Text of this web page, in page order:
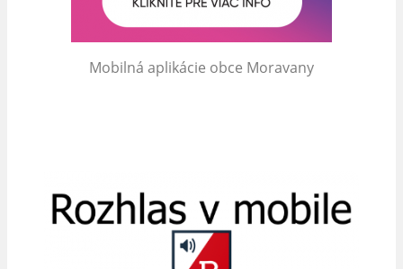
Mobilná aplikácie obce Moravany